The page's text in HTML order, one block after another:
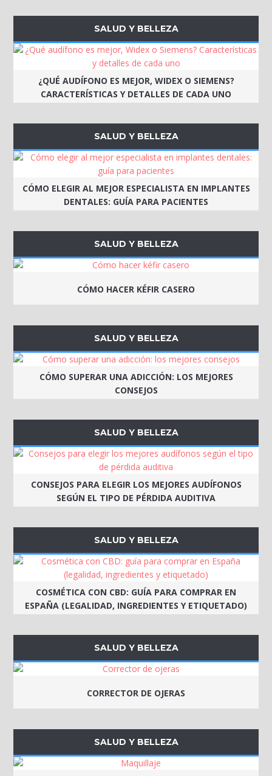
SALUD Y BELLEZA
¿QUÉ AUDÍFONO ES MEJOR, WIDEX O SIEMENS?
CARACTERÍSTICAS Y DETALLES DE CADA UNO
SALUD Y BELLEZA
CÓMO ELEGIR AL MEJOR ESPECIALISTA EN IMPLANTES
DENTALES: GUÍA PARA PACIENTES
SALUD Y BELLEZA
CÓMO HACER KÉFIR CASERO
SALUD Y BELLEZA
CÓMO SUPERAR UNA ADICCIÓN: LOS MEJORES
CONSEJOS
SALUD Y BELLEZA
CONSEJOS PARA ELEGIR LOS MEJORES AUDÍFONOS
SEGÚN EL TIPO DE PÉRDIDA AUDITIVA
SALUD Y BELLEZA
COSMÉTICA CON CBD: GUÍA PARA COMPRAR EN
ESPAÑA (LEGALIDAD, INGREDIENTES Y ETIQUETADO)
SALUD Y BELLEZA
CORRECTOR DE OJERAS
SALUD Y BELLEZA